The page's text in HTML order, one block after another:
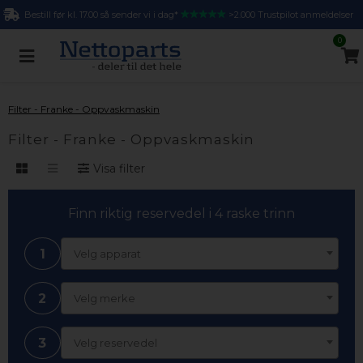
Bestill før kl. 17.00 så sender vi i dag* >2.000 Trustpilot anmeldelser
0
Filter - Franke - Oppvaskmaskin
Filter - Franke - Oppvaskmaskin
Visa filter
Finn riktig reservedel i 4 raske trinn
1 Velg apparat
2 Velg merke
3 Velg reservedel